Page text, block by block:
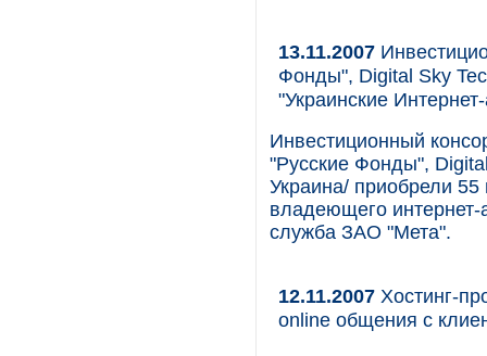
13.11.2007
Фонды", Digital Sky
"Украинские
Инвестиционный
"Русские Фонды",
Украина/ приобрели
владеющего
служба ЗАО "Мета".
12.11.2007 Хостинг-
online общения с